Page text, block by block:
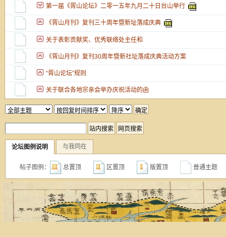
第一届《胥山论坛》二零一五年九月二十日台山举行
《胥山月刊》复刊三十周年暨新址落成庆典
关于表彰贡献奖、优秀联络处主任和
《胥山月刊》复刊30周年暨新社址落成庆典活动方案
“胥山论坛”规则
关于联合各地宗亲会举办庆祝活动的函
论坛图例说明 与我同在
帖子图例： 总置顶 区置顶 版置顶 普通主